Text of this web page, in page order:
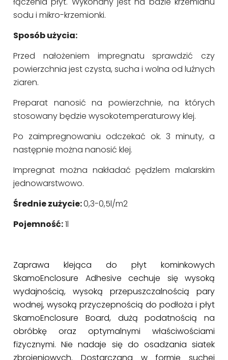
sodu i mikro-krzemionki.
Sposób użycia:
Przed nałożeniem impregnatu sprawdzić czy
powierzchnia jest czysta, sucha i wolna od luźnych
ziaren.
Preparat nanosić na powierzchnie, na których
stosowany będzie wysokotemperaturowy klej.
Po zaimpregnowaniu odczekać ok. 3 minuty, a
następnie można nanosić klej.
Impregnat można nakładać pędzlem malarskim
jednowarstwowo.
Średnie zużycie:0,3-0,5l/m2
Pojemność:1l
Zaprawa klejąca do płyt kominkowych
SkamoEnclosure Adhesive cechuje się wysoką
wydajnością, wysoką przepuszczalnością pary
wodnej, wysoką przyczepnością do podłoża i płyt
SkamoEnclosure Board, dużą podatnością na
obróbkę oraz optymalnymi właściwościami
fizycznymi. Nie nadaje się do osadzania siatek